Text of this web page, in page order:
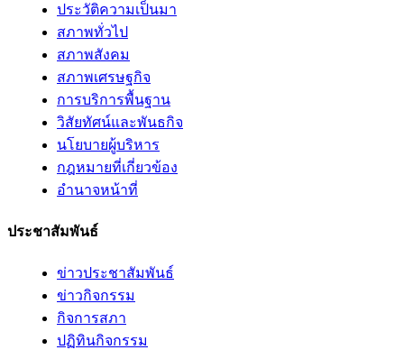
ประวัติความเป็นมา
สภาพทั่วไป
สภาพสังคม
สภาพเศรษฐกิจ
การบริการพื้นฐาน
วิสัยทัศน์และพันธกิจ
นโยบายผู้บริหาร
กฎหมายที่เกี่ยวข้อง
อํานาจหน้าที่
ประชาสัมพันธ์
ข่าวประชาสัมพันธ์
ข่าวกิจกรรม
กิจการสภา
ปฏิทินกิจกรรม